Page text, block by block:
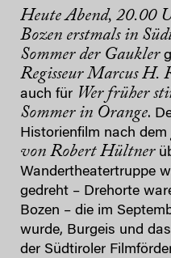
Heute Abend, 20.00
Bozen erstmals in
Sommer der Gaukler
Regisseur Marcus H.
auch für Wer früher
Sommer in Orange.
Historienfilm nach dem
von Robert Hültner
Wandertheatertruppe
gedreht – Drehorte
Bozen – die im
wurde, Burgeis und
der Südtiroler